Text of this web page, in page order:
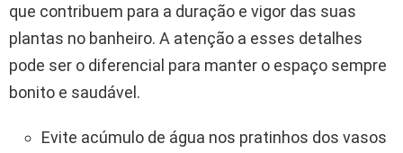
que contribuem para a duração e vigor das suas
plantas no banheiro. A atenção a esses detalhes
pode ser o diferencial para manter o espaço sempre
bonito e saudável.
Evite acúmulo de água nos pratinhos dos vasos